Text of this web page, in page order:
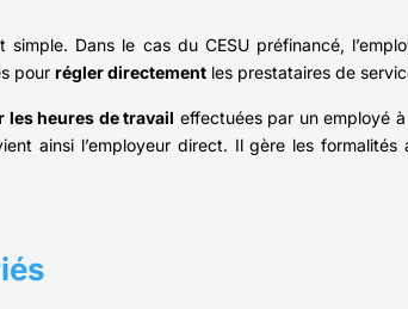
Dans le cas du CESU préfinancé,
pour régler directement les prestataires de
les heures de travail effectuées par un employé
ainsi l’employeur direct. Il gère les